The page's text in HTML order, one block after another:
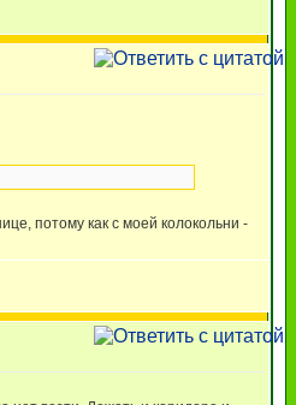
потому как с моей колокольни -